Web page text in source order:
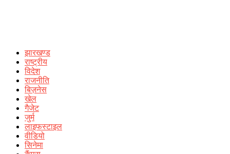
झारखण्ड
राष्ट्रीय
विदेश
राजनीति
बिज़नेस
खेल
गैजेट
जुर्म
लाइफस्टाइल
वीडियो
सिनेमा